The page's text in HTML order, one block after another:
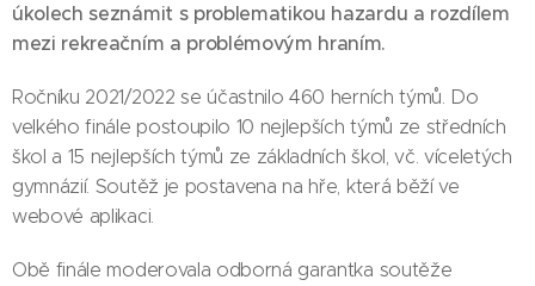
úkolech seznámit s problematikou hazardu a rozdílem
mezi rekreačním a problémovým hraním.
Ročníku 2021/2022 se účastnilo 460 herních týmů. Do
velkého finále postoupilo 10 nejlepších týmů ze středních
škol a 15 nejlepších týmů ze základních škol, vč. víceletých
gymnázií. Soutěž je postavena na hře, která běží ve
webové aplikaci.
Obě finále moderovala odborná garantka soutěže